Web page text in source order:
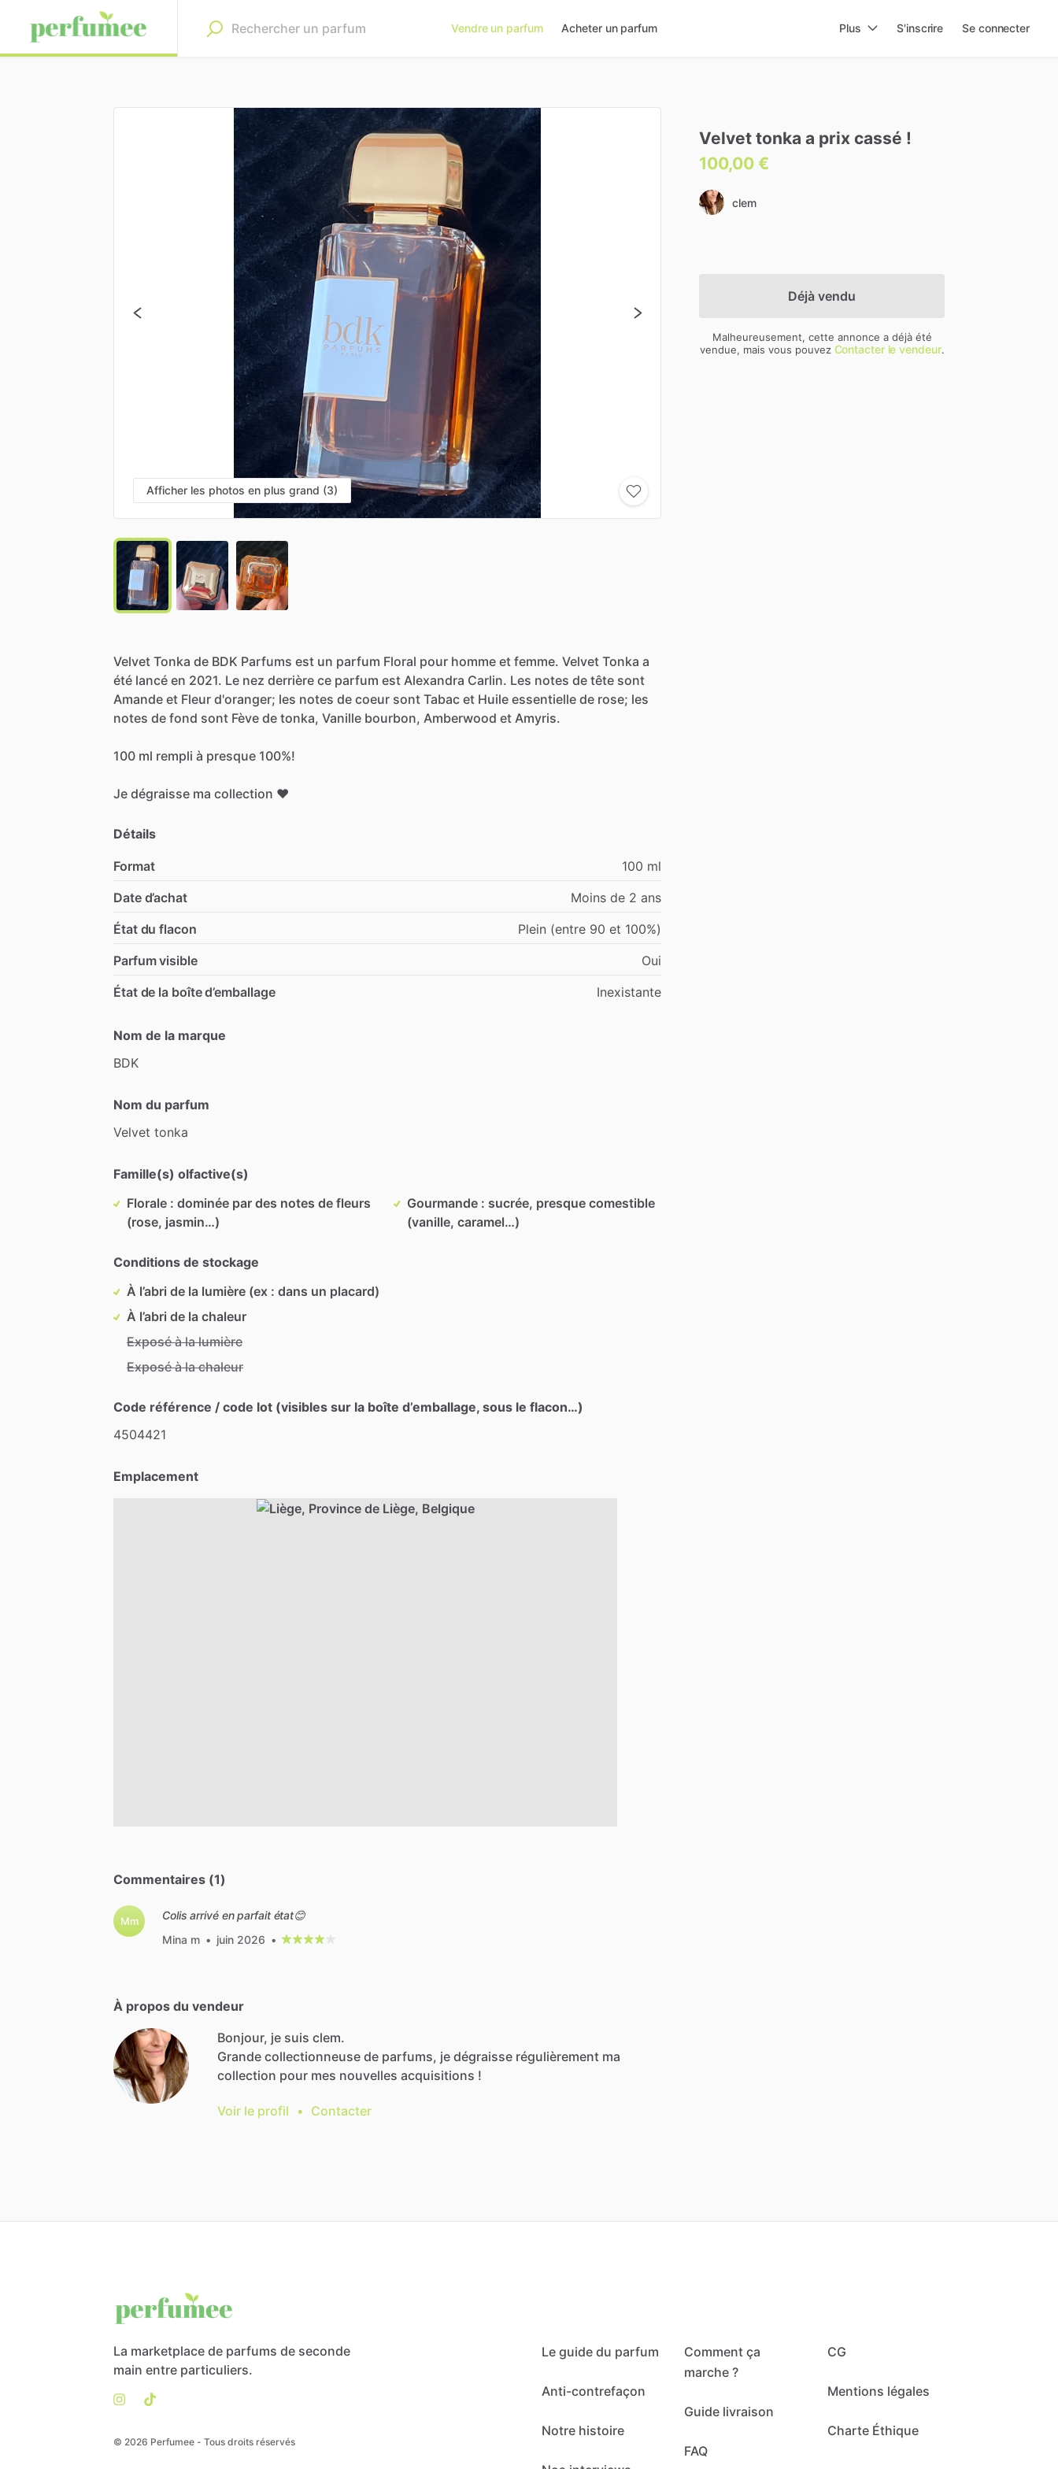
Vendre un parfum Acheter un parfum Plus S'inscrire Se connecter
Afficher les photos en plus grand (3)
Velvet Tonka de BDK Parfums est un parfum Floral pour homme et femme. Velvet Tonka a
été lancé en 2021. Le nez derrière ce parfum est Alexandra Carlin. Les notes de tête sont
Amande et Fleur d'oranger; les notes de coeur sont Tabac et Huile essentielle de rose; les
notes de fond sont Fève de tonka, Vanille bourbon, Amberwood et Amyris.
100 ml rempli à presque 100%!
Je dégraisse ma collection ❤️
Détails
Format
100 ml
Date d’achat
Moins de 2 ans
État du flacon
Plein (entre 90 et 100%)
Parfum visible
Oui
État de la boîte d’emballage
Inexistante
Nom de la marque
BDK
Nom du parfum
Velvet tonka
Famille(s) olfactive(s)
Florale : dominée par des notes de fleurs
(rose, jasmin…)
Gourmande : sucrée, presque comestible
(vanille, caramel…)
Conditions de stockage
À l’abri de la lumière (ex : dans un placard)
À l’abri de la chaleur
Exposé à la lumière
Exposé à la chaleur
Code référence / code lot (visibles sur la boîte d’emballage, sous le flacon…)
4504421
Emplacement
Commentaires (1)
Mm
Colis arrivé en parfait état😊
Mina m • juin 2026 •
À propos du vendeur
Bonjour, je suis clem.
Grande collectionneuse de parfums, je dégraisse régulièrement ma
collection pour mes nouvelles acquisitions !
Voir le profil • Contacter
Velvet tonka a prix cassé !
100,00 €
clem
Déjà vendu
Malheureusement, cette annonce a déjà été
vendue, mais vous pouvez Contacter le vendeur.
La marketplace de parfums de seconde
main entre particuliers.
© 2026 Perfumee - Tous droits réservés
Le guide du parfum
Anti-contrefaçon
Notre histoire
Comment ça
marche ?
Guide livraison
FAQ
CG
Mentions légales
Charte Éthique